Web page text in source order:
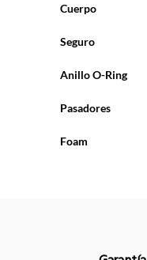
Cuerpo
Seguro
Anillo O-Ring
Pasadores
Foam